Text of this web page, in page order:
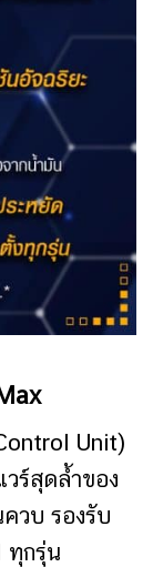
Unit)
ร์สุดล้ำของ
วบ รองรับ
ทุกรุ่น